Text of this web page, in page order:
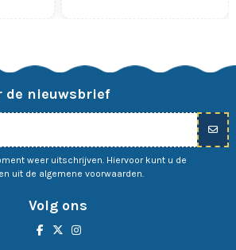
de nieuwsbrief
weer uitschrijven. Hiervoor kunt u de
uit de algemene voorwaarden.
Volg ons